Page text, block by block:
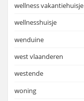
wellness vakantiehuisje
wellnesshuisje
wenduine
west vlaanderen
westende
woning